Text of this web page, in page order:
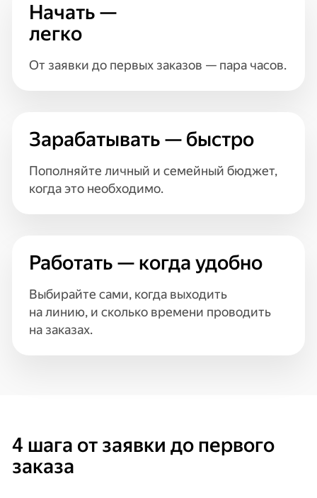
Начать —
легко
От заявки до первых заказов — пара часов.
Зарабатывать — быстро
Пополняйте личный и семейный бюджет,
когда это необходимо.
Работать — когда удобно
Выбирайте сами, когда выходить
на линию, и сколько времени проводить
на заказах.
4 шага от заявки до первого
заказа